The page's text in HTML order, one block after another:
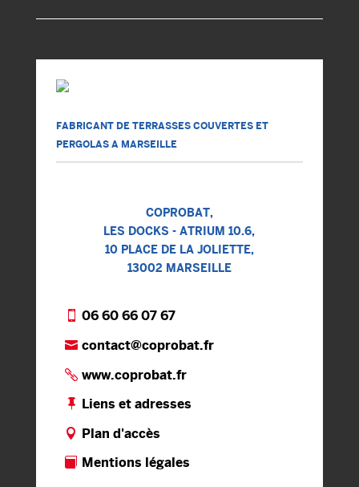
FABRICANT DE TERRASSES COUVERTES ET
PERGOLAS A MARSEILLE
COPROBAT,
LES DOCKS - ATRIUM 10.6,
10 PLACE DE LA JOLIETTE,
13002 MARSEILLE
06 60 66 07 67
contact@coprobat.fr
www.coprobat.fr
Liens et adresses
Plan d'accès
Mentions légales